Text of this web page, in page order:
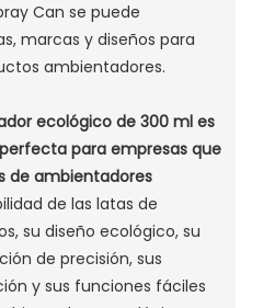
Can se puede
marcas y diseños para
ambientadores.
ecológico de 300 ml es
para empresas que
de ambientadores
de las latas de
su diseño ecológico, su
de precisión, sus
y sus funciones fáciles